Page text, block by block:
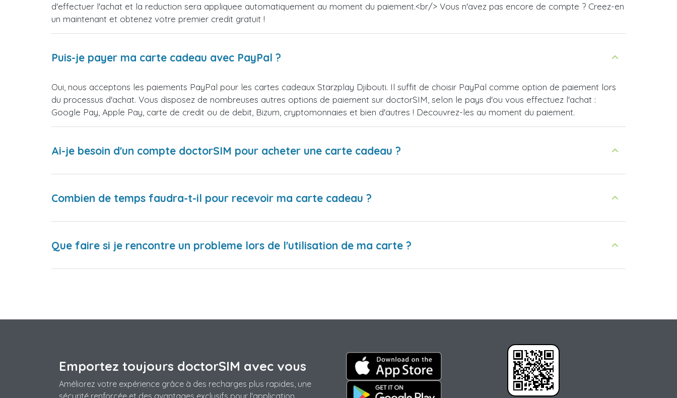
d'effectuer l'achat et la reduction sera appliquee automatiquement au moment du paiement.<br/> Vous n'avez pas encore de compte ? Creez-en
un maintenant et obtenez votre premier credit gratuit !
Puis-je payer ma carte cadeau avec PayPal ?
Oui, nous acceptons les paiements PayPal pour les cartes cadeaux Starzplay Djibouti. Il suffit de choisir PayPal comme option de paiement lors
du processus d'achat. Vous disposez de nombreuses autres options de paiement sur doctorSIM, selon le pays d'ou vous effectuez l'achat :
Google Pay, Apple Pay, carte de credit ou de debit, Bizum, cryptomonnaies et bien d'autres ! Decouvrez-les au moment du paiement.
Ai-je besoin d'un compte doctorSIM pour acheter une carte cadeau ?
Combien de temps faudra-t-il pour recevoir ma carte cadeau ?
Que faire si je rencontre un probleme lors de l'utilisation de ma carte ?
Emportez toujours doctorSIM avec vous
Améliorez votre expérience grâce à des recharges plus rapides, une